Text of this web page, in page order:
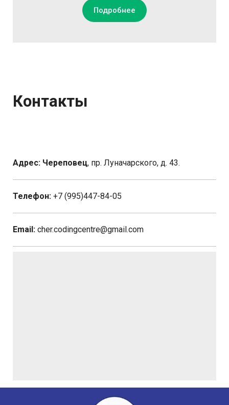
Подробнее
Контакты
Адрес: Череповец, пр. Луначарского, д. 43.
Телефон: +7 (995)447-84-05
Email: cher.codingcentre@gmail.com